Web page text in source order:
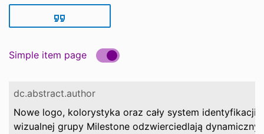
Simple item page
dc.abstract.author
Nowe logo, kolorystyka oraz cały system identyfikacji
wizualnej grupy Milestone odzwierciedlają dynamiczny